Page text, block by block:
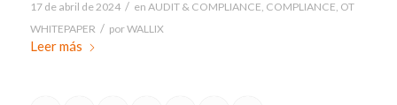
17 de abril de 2024 / en AUDIT & COMPLIANCE, COMPLIANCE, OT
WHITEPAPER / porWALLIX
Leer más